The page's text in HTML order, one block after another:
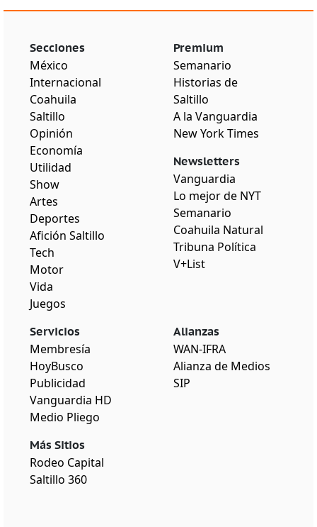
Secciones
México
Internacional
Coahuila
Saltillo
Opinión
Economía
Utilidad
Show
Artes
Deportes
Afición Saltillo
Tech
Motor
Vida
Juegos
Premium
Semanario
Historias de
Saltillo
A la Vanguardia
New York Times
Newsletters
Vanguardia
Lo mejor de NYT
Semanario
Coahuila Natural
Tribuna Política
V+List
Servicios
Membresía
HoyBusco
Publicidad
Vanguardia HD
Medio Pliego
Más Sitios
Rodeo Capital
Saltillo 360
Alianzas
WAN-IFRA
Alianza de Medios
SIP